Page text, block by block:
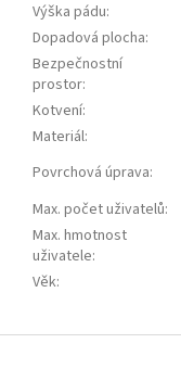
Výška pádu:
Dopadová plocha:
Bezpečnostní
prostor:
Kotvení:
Materiál:
Povrchová úprava:
Max. počet uživatelů:
Max. hmotnost
uživatele:
Věk: